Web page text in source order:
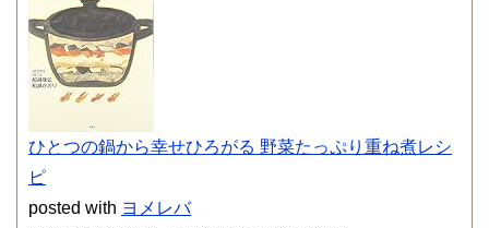
ひとつの鍋から幸せひろがる 野菜たっぷり重ね煮レシ
ピ
posted with ヨメレバ